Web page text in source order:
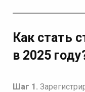
Как стать
в 2025
Шаг 1.